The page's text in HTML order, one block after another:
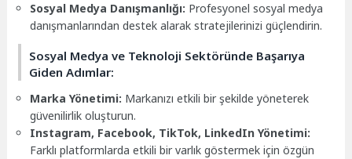
Sosyal Medya Danışmanlığı: Profesyonel sosyal medya
danışmanlarından destek alarak stratejilerinizi güçlendirin.
Sosyal Medya ve Teknoloji Sektöründe Başarıya
Giden Adımlar:
Marka Yönetimi: Markanızı etkili bir şekilde yöneterek
güvenilirlik oluşturun.
Instagram, Facebook, TikTok, LinkedIn Yönetimi:
Farklı platformlarda etkili bir varlık göstermek için özgün